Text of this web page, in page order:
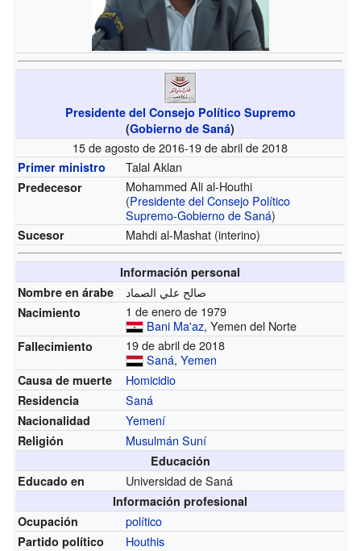
Presidente del Consejo Político Supremo
(Gobierno de Saná)
15 de agosto de 2016-19 de abril de 2018
Primer ministro Talal Aklan
Predecesor
Mohammed Ali al-Houthi
(Presidente del Consejo Político
Supremo-Gobierno de Saná)
Sucesor Mahdi al-Mashat (interino)
Información personal
Nombre en árabe
صالح علي الصماد
Nacimiento
1 de enero de 1979
Bani Ma'az, Yemen del Norte
Fallecimiento
19 de abril de 2018
Saná,Yemen
Causa de muerte Homicidio
Residencia Saná
Nacionalidad Yemení
Religión Musulmán Suní
Educación
Educado en
Universidad de Saná
Información profesional
Ocupación
político
Partido político Houthis